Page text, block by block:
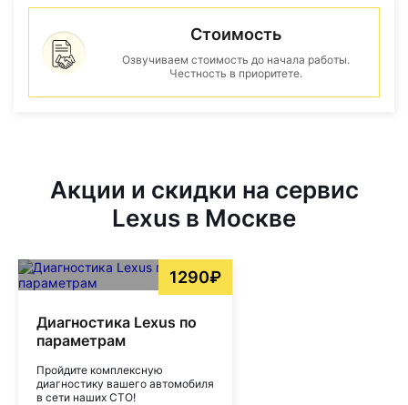
Стоимость
Озвучиваем стоимость до начала работы.
Честность в приоритете.
Акции и скидки на сервис
Lexus в Москве
1290₽
Диагностика Lexus по
параметрам
Пройдите комплексную
диагностику вашего автомобиля
в сети наших СТО!